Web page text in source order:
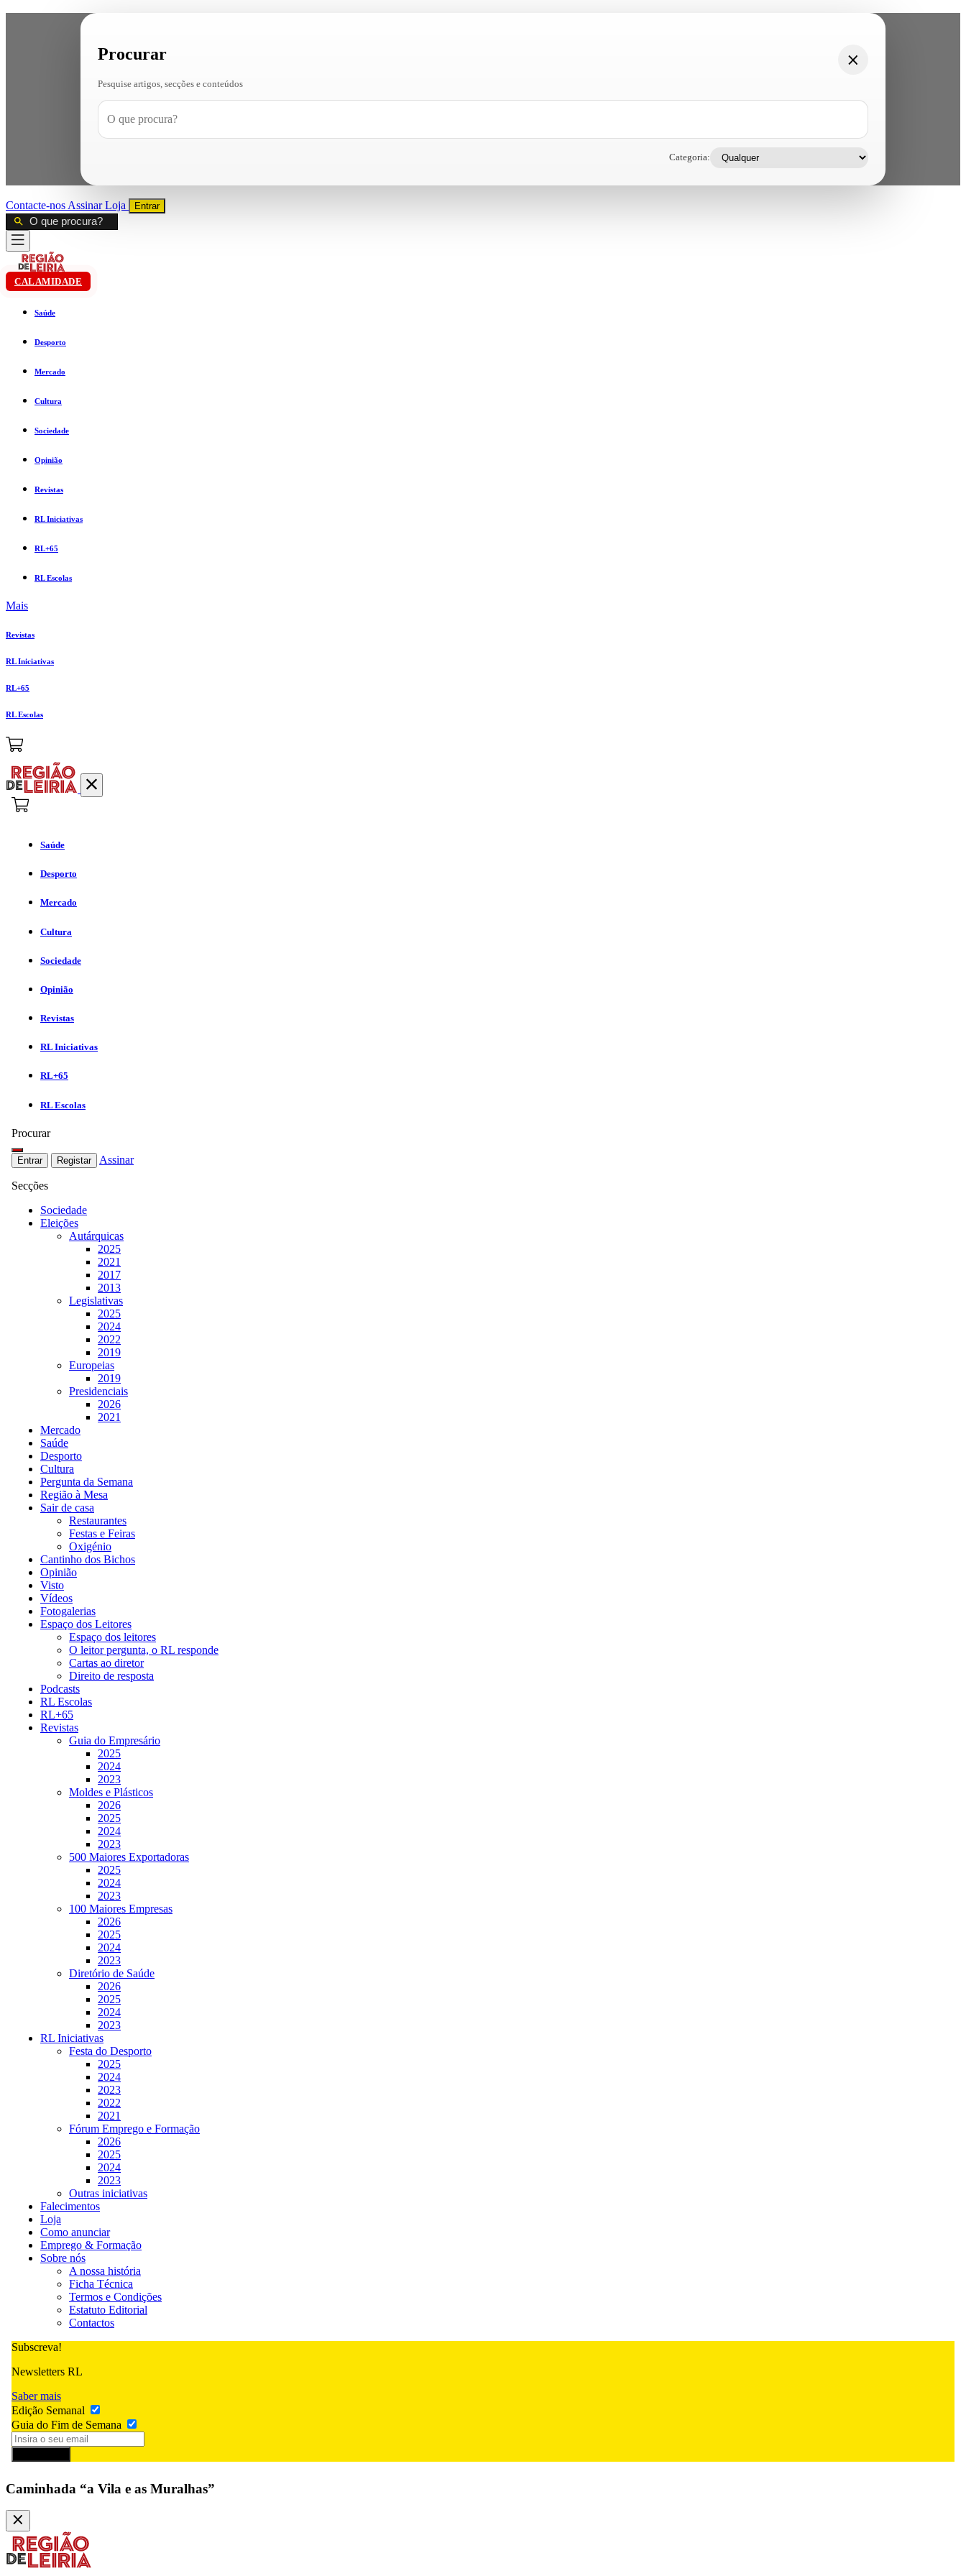
Procurar
Pesquise artigos, secções e conteúdos
Categoria:
Contacte-nos AssinarLoja Entrar
CALAMIDADE
Saúde
Desporto
Mercado
Cultura
Sociedade
Opinião
Revistas
RL Iniciativas
RL+65
RL Escolas
Mais
Revistas
RL Iniciativas
RL+65
RL Escolas
Saúde
Desporto
Mercado
Cultura
Sociedade
Opinião
Revistas
RL Iniciativas
RL+65
RL Escolas
Procurar
Entrar Registar Assinar
Secções
Sociedade
Eleições
Autárquicas
2025
2021
2017
2013
Legislativas
2025
2024
2022
2019
Europeias
2019
Presidenciais
2026
2021
Mercado
Saúde
Desporto
Cultura
Pergunta da Semana
Região à Mesa
Sair de casa
Restaurantes
Festas e Feiras
Oxigénio
Cantinho dos Bichos
Opinião
Visto
Vídeos
Fotogalerias
Espaço dos Leitores
Espaço dos leitores
O leitor pergunta, o RL responde
Cartas ao diretor
Direito de resposta
Podcasts
RL Escolas
RL+65
Revistas
Guia do Empresário
2025
2024
2023
Moldes e Plásticos
2026
2025
2024
2023
500 Maiores Exportadoras
2025
2024
2023
100 Maiores Empresas
2026
2025
2024
2023
Diretório de Saúde
2026
2025
2024
2023
RL Iniciativas
Festa do Desporto
2025
2024
2023
2022
2021
Fórum Emprego e Formação
2026
2025
2024
2023
Outras iniciativas
Falecimentos
Loja
Como anunciar
Emprego & Formação
Sobre nós
A nossa história
Ficha Técnica
Termos e Condições
Estatuto Editorial
Contactos
Subscreva!
Newsletters RL
Saber mais
Edição Semanal
Guia do Fim de Semana
Caminhada “a Vila e as Muralhas”